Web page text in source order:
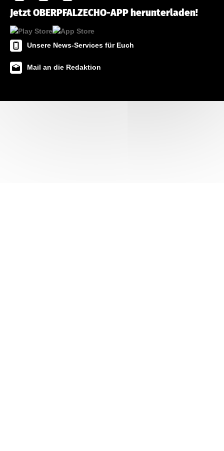
Jetzt OBERPFALZECHO-APP herunterladen!
Unsere News-Services für Euch
Mail an die Redaktion